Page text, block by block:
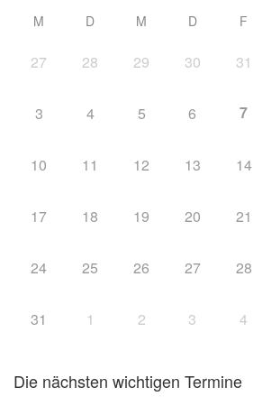
M D M D F
27 28 29 30 31
3 4 5 6 7
10 11 12 13 14
17 18 19 20 21
24 25 26 27 28
31 1 2 3 4
Die nächsten wichtigen Termine